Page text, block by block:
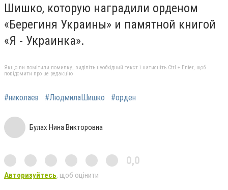
Шишко, которую наградили орденом
«Берегиня Украины» и памятной книгой
«Я - Украинка».
Якщо ви помітили помилку, виділіть необхідний текст і натисніть Ctrl + Enter, щоб
повідомити про це редакцію
#николаев #ЛюдмилаШишко #орден
Булах Нина Викторовна
0,0
Авторизуйтесь, щоб оцінити